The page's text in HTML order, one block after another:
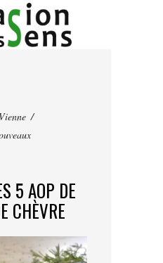
5 AOP DE
CHÈVRE